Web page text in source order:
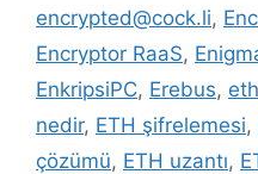
encrypted@cock.li,
Encryptor RaaS,
EnkripsiPC, Erebus,
nedir, ETH şifrelemesi,
çözümü, ETH uzantı,